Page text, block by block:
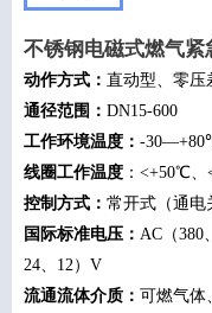
不锈钢电磁式燃气
动作方式： 直动型、零压
通径范围： DN15-600
工作环境温度： -
线圈工作温度 ：<+50℃
控制方式： 常开式（通电
国际标准电压： AC（380
24、12）V
流通流体介质： 可燃气体